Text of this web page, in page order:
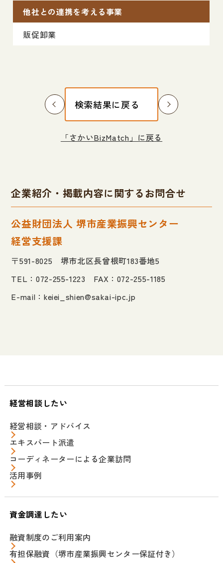
他社との連携を考える事業
販促卸業
検索結果に戻る
「さかいBizMatch」に戻る
企業紹介・掲載内容に関するお問合せ
公益財団法人 堺市産業振興センター
経営支援課
〒591-8025 堺市北区長曾根町183番地5
TEL：072-255-1223 FAX：072-255-1185
E-mail： keiei_shien@sakai-ipc.jp
経営相談したい
経営相談・アドバイス
エキスパート派遣
コーディネーターによる企業訪問
活用事例
資金調達したい
融資制度のご利用案内
有担保融資（堺市産業振興センター保証付き）